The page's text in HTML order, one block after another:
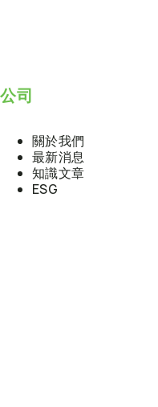
公司
關於我們
最新消息
知識文章
ESG